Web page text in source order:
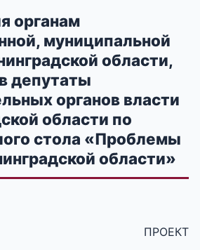
органам
муниципальной
области,
депутаты
органов власти
области по
стола «Проблемы
области»
ПРОЕКТ